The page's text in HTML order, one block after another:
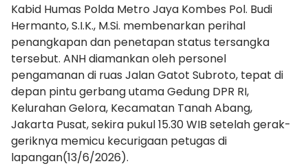
Kabid Humas Polda Metro Jaya Kombes Pol. Budi
Hermanto, S.I.K., M.Si. membenarkan perihal
penangkapan dan penetapan status tersangka
tersebut. ANH diamankan oleh personel
pengamanan di ruas Jalan Gatot Subroto, tepat di
depan pintu gerbang utama Gedung DPR RI,
Kelurahan Gelora, Kecamatan Tanah Abang,
Jakarta Pusat, sekira pukul 15.30 WIB setelah gerak-
geriknya memicu kecurigaan petugas di
lapangan(13/6/2026).